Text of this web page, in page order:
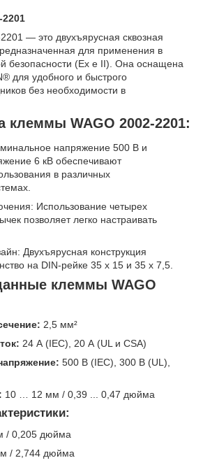
2201
— это двухъярусная сквозная
для применения в
безопасности (Ex e II). Она оснащена
для удобного и быстрого
без необходимости в
клеммы WAGO 2002-2201:
напряжение 500 В и
6 кВ обеспечивают
в различных
Использование четырех
позволяет легко настраивать
Двухъярусная конструкция
на DIN-рейке 35 x 15 и 35 x 7,5.
клеммы WAGO
2,5 мм²
24 А (IEC), 20 А (UL и CSA)
500 В (IEC), 300 В (UL),
10 … 12 мм / 0,39 ... 0,47 дюйма
/ 0,205 дюйма
/ 2,744 дюйма